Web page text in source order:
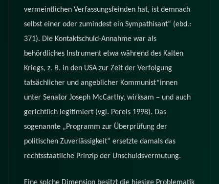
vermeintlichen Verfassungsfeinden hat, ist demnach
selbst einer oder zumindest ein Sympathisant“ (ebd.:
371). Die Kontaktschuld-Annahme war als
behördliches Instrument etwa während des Kalten
Kriegs, z. B. in den USA zur Zeit der Verfolgung
tatsächlicher und angeblicher Kommunist*innen
unter Senator Joseph McCarthy, wirksam – und auch
gerichtlich legitimiert (vgl. Perels 1998). Das
sogenannte „Programm zur Überprüfung der
politischen Zuverlässigkeit“ ersetzte damals das
rechtsstaatliche Prinzip der Unschuldsvermutung.